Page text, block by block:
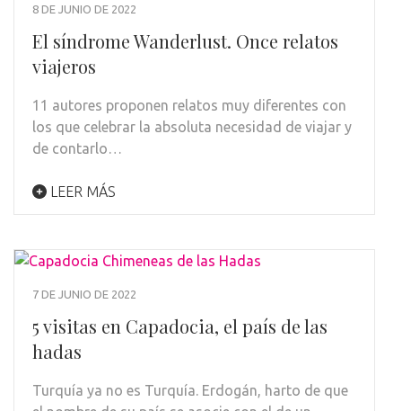
8 DE JUNIO DE 2022
El síndrome Wanderlust. Once relatos
viajeros
11 autores proponen relatos muy diferentes con
los que celebrar la absoluta necesidad de viajar y
de contarlo…
LEER MÁS
7 DE JUNIO DE 2022
5 visitas en Capadocia, el país de las
hadas
Turquía ya no es Turquía. Erdogán, harto de que